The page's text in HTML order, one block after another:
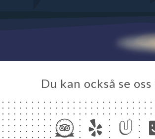
Du kan också se